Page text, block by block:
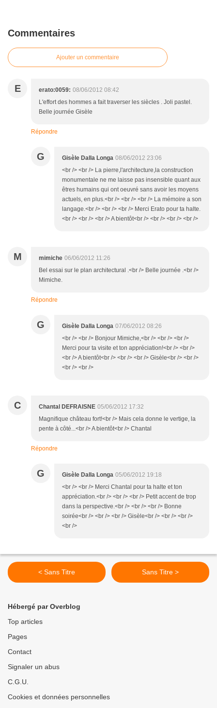
Commentaires
Ajouter un commentaire
E erato:0059: 08/06/2012 08:42
L'effort des hommes a fait traverser les siècles . Joli pastel.
Belle journée Gisèle
Répondre
G Gisèle Dalla Longa 08/06/2012 23:06
<br /> <br /> La pierre,l'architecture,la construction
monumentale ne me laisse pas insensible quant aux
êtres humains qui ont oeuvré sans avoir les moyens
actuels, en plus.<br /> <br /> <br /> La mémoire a son
langage.<br /> <br /> <br /> Merci Erato pour ta halte.
<br /> <br /> <br /> A bientôt<br /> <br /> <br /> <br />
M mimiche 06/06/2012 11:26
Bel essai sur le plan architectural .<br /> Belle journée .<br />
Mimiche.
Répondre
G Gisèle Dalla Longa 07/06/2012 08:26
<br /> <br /> Bonjour Mimiche,<br /> <br /> <br />
Merci pour ta visite et ton appréciation!<br /> <br />
<br /> A bientôt<br /> <br /> <br /> Gisèle<br /> <br />
<br /> <br />
C Chantal DEFRAISNE 05/06/2012 17:32
Magnifique château fort!<br /> Mais cela donne le vertige, la
pente à côté...<br /> A bientôt<br /> Chantal
Répondre
G Gisèle Dalla Longa 05/06/2012 19:18
<br /> <br /> Merci Chantal pour ta halte et ton
appréciation.<br /> <br /> <br /> Petit accent de trop
dans la perspective.<br /> <br /> <br /> Bonne
soirée<br /> <br /> <br /> Gisèle<br /> <br /> <br />
<br />
< Sans Titre Sans Titre >
Hébergé par Overblog
Top articles
Pages
Contact
Signaler un abus
C.G.U.
Cookies et données personnelles